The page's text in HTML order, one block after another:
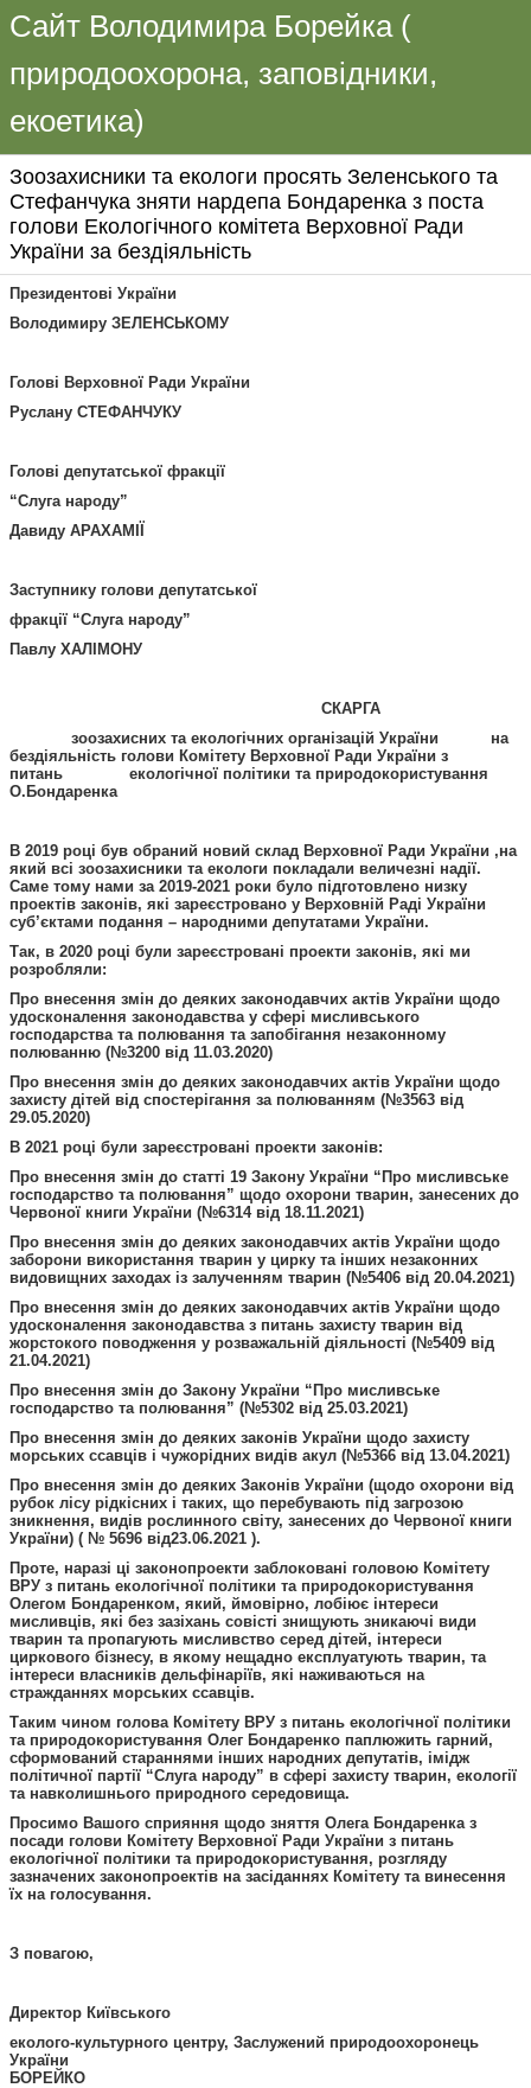
Сайт Володимира Борейка (
природоохорона, заповідники,
екоетика)
Зоозахисники та екологи просять Зеленського та
Стефанчука зняти нардепа Бондаренка з поста
голови Екологічного комітета Верховної Ради
України за бездіяльність
Президентові України
Володимиру ЗЕЛЕНСЬКОМУ
Голові Верховної Ради України
Руслану СТЕФАНЧУКУ
Голові депутатської фракції
“Слуга народу”
Давиду АРАХАМІЇ
Заступнику голови депутатської
фракції “Слуга народу”
Павлу ХАЛІМОНУ
СКАРГА
зоозахисних та екологічних організацій України на
бездіяльність голови Комітету Верховної Ради України з
питань екологічної політики та природокористування
О.Бондаренка
В 2019 році був обраний новий склад Верховної Ради України ,на
який всі зоозахисники та екологи покладали величезні надії.
Саме тому нами за 2019-2021 роки було підготовлено низку
проектів законів, які зареєстровано у Верховній Раді України
суб’єктами подання – народними депутатами України.
Так, в 2020 році були зареєстровані проекти законів, які ми
розробляли:
Про внесення змін до деяких законодавчих актів України щодо
удосконалення законодавства у сфері мисливського
господарства та полювання та запобігання незаконному
полюванню (№3200 від 11.03.2020)
Про внесення змін до деяких законодавчих актів України щодо
захисту дітей від спостерігання за полюванням (№3563 від
29.05.2020)
В 2021 році були зареєстровані проекти законів:
Про внесення змін до статті 19 Закону України “Про мисливське
господарство та полювання” щодо охорони тварин, занесених до
Червоної книги України (№6314 від 18.11.2021)
Про внесення змін до деяких законодавчих актів України щодо
заборони використання тварин у цирку та інших незаконних
видовищних заходах із залученням тварин (№5406 від 20.04.2021)
Про внесення змін до деяких законодавчих актів України щодо
удосконалення законодавства з питань захисту тварин від
жорстокого поводження у розважальній діяльності (№5409 від
21.04.2021)
Про внесення змін до Закону України “Про мисливське
господарство та полювання” (№5302 від 25.03.2021)
Про внесення змін до деяких законів України щодо захисту
морських ссавців і чужорідних видів акул (№5366 від 13.04.2021)
Про внесення змін до деяких Законів України (щодо охорони від
рубок лісу рідкісних і таких, що перебувають під загрозою
зникнення, видів рослинного світу, занесених до Червоної книги
України) ( № 5696 від23.06.2021 ).
Проте, наразі ці законопроекти заблоковані головою Комітету
ВРУ з питань екологічної політики та природокористування
Олегом Бондаренком, який, ймовірно, лобіює інтереси
мисливців, які без зазіхань совісті знищують зникаючі види
тварин та пропагують мисливство серед дітей, інтереси
циркового бізнесу, в якому нещадно експлуатують тварин, та
інтереси власників дельфінаріїв, які наживаються на
стражданнях морських ссавців.
Таким чином голова Комітету ВРУ з питань екологічної політики
та природокористування Олег Бондаренко паплюжить гарний,
сформований стараннями інших народних депутатів, імідж
політичної партії “Слуга народу” в сфері захисту тварин, екології
та навколишнього природного середовища.
Просимо Вашого сприяння щодо зняття Олега Бондаренка з
посади голови Комітету Верховної Ради України з питань
екологічної політики та природокористування, розгляду
зазначених законопроектів на засіданнях Комітету та винесення
їх на голосування.
З повагою,
Директор Київського
еколого-культурного центру, Заслужений природоохоронець
України
БОРЕЙКО